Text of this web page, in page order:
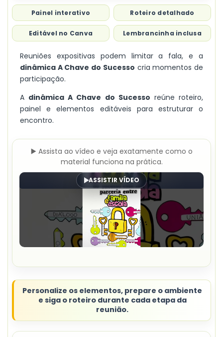
Painel interativo Roteiro detalhado
Editável no Canva Lembrancinha inclusa
Reuniões expositivas podem limitar a fala, e a
dinâmica A Chave do Sucesso cria momentos de
participação.
A dinâmica A Chave do Sucesso reúne roteiro,
painel e elementos editáveis para estruturar o
encontro.
▶️ Assista ao vídeo e veja exatamente como o
material funciona na prática.
ASSISTIR VÍDEO
Personalize os elementos, prepare o ambiente
e siga o roteiro durante cada etapa da
reunião.